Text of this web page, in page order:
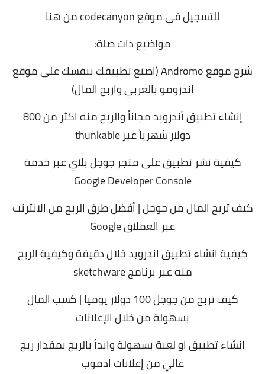
للتسجيل في موقع codecanyon
من هنا
مواضيع ذات صلة:
شرح موقع Andromo (اصنع تطبيقك بنفسك على موقع
اندرومو بالعربي واربح المال)
إنشاء تطبيق أندرويد مجاناً والربح منه اكثر من 800
دولار شهرياً عبر thunkable
كيفية نشر تطبيق على متجر جوجل بلاي عبر خدمة
Google Developer Console
كيف تربح المال من جوجل | أفضل طرق الربح من الانترنت
عبر العملاق Google
كيفية انشاء تطبيق اندرويد خلال دقيقة وكيفية الربح
منه عبر برنامج sketchware
كيف تربح من جوجل 100 دولار يوميا | كسب المال
بسهولة من خلال الإعلانات
انشاء تطبيق او لعبة بسهولة وابدأ بالربح بمقدار ربح
عالي من إعلانات ادموب